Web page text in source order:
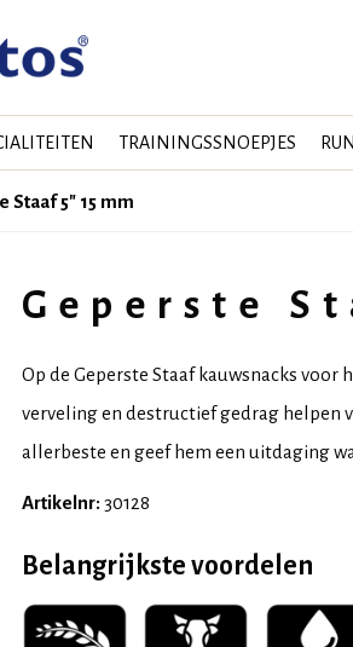
TRAININGSSNOEPJES
Staaf 5" 15 mm
Geperste
Op de Geperste Staaf kauwsnacks
verveling en destructief gedrag helpen
allerbeste en geef hem een uitdaging
Artikelnr: 30128
Belangrijkste voordelen